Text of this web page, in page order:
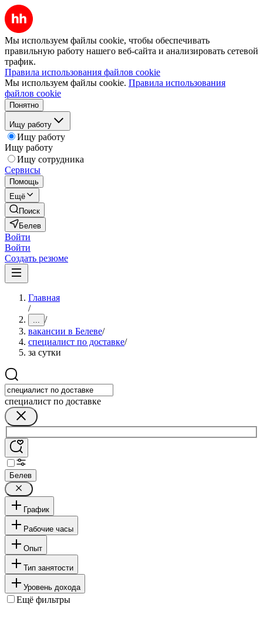
Мы используем файлы cookie, чтобы обеспечивать
правильную работу нашего веб-сайта и анализировать сетевой
трафик.
Правила использования файлов cookie
Мы используем файлы cookie. Правила использования
файлов cookie
Понятно
Ищу работу
Ищу работу
Ищу работу
Ищу сотрудника
Сервисы
Помощь
Ещё
Поиск
Белев
Войти
Войти
Создать резюме
Главная
/
... /
вакансии в Белеве/
специалист по доставке/
за сутки
специалист по доставке
Белев
График
Рабочие часы
Опыт
Тип занятости
Уровень дохода
Ещё фильтры